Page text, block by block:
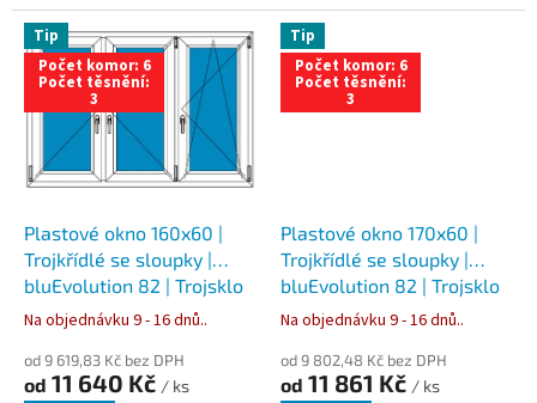
Tip
Počet komor: 6
Počet těsnění:
3
Plastové okno 160x60 |
Trojkřídlé se sloupky |
bluEvolution 82 | Trojsklo
Na objednávku 9 - 16 dnů..
od 9 619,83 Kč bez DPH
od 11 640 Kč / ks
Tip
Počet komor: 6
Počet těsnění:
3
Plastové okno 170x60 |
Trojkřídlé se sloupky |
bluEvolution 82 | Trojsklo
Na objednávku 9 - 16 dnů..
od 9 802,48 Kč bez DPH
od 11 861 Kč / ks